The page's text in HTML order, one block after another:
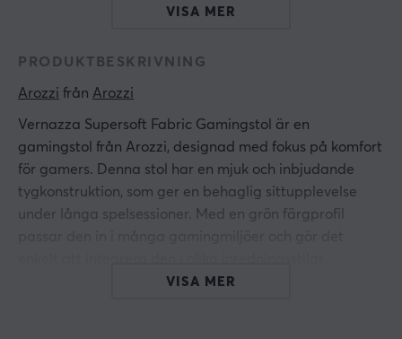
VISA MER
PRODUKTBESKRIVNING
Arozzi från Arozzi
Vernazza Supersoft Fabric Gamingstol är en
gamingstol från Arozzi, designad med fokus på komfort
för gamers. Denna stol har en mjuk och inbjudande
tygkonstruktion, som ger en behaglig sittupplevelse
under långa spelsessioner. Med en grön färgprofil
VISA MER